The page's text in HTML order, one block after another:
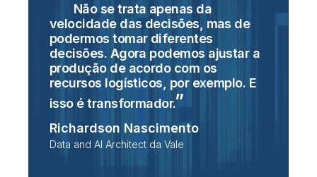
Não se trata apenas da
velocidade das decisões, mas de
podermos tomar diferentes
decisões. Agora podemos ajustar a
produção de acordo com os
recursos logísticos, por exemplo. E
isso étransformador.
Richardson Nascimento
Data and AI Architect da Vale